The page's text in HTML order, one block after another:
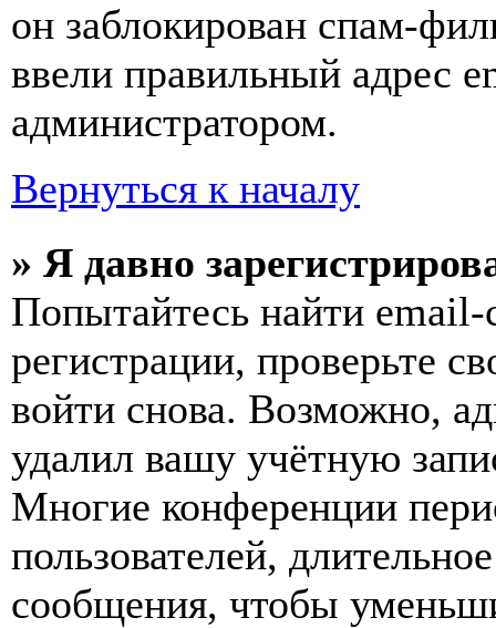
он заблокирован спам-
ввели правильный адрес
администратором.
Вернуться к началу
» Я давно
Попытайтесь найти
регистрации, проверьте
войти снова. Возможно,
удалил вашу учётную
Многие конференции
пользователей,
сообщения, чтобы